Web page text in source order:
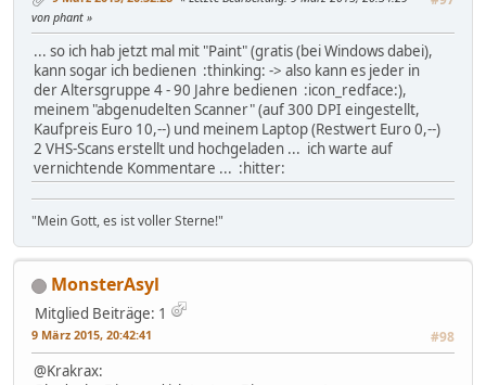
von phant
... so ich hab jetzt mal mit "Paint" (gratis (bei Windows dabei),
kann sogar ich bedienen :thinking: -> also kann es jeder in
der Altersgruppe 4 - 90 Jahre bedienen :icon_redface:),
meinem "abgenudelten Scanner" (auf 300 DPI eingestellt,
Kaufpreis Euro 10,--) und meinem Laptop (Restwert Euro 0,--)
2 VHS-Scans erstellt und hochgeladen ... ich warte auf
vernichtende Kommentare ... :hitter:
"Mein Gott, es ist voller Sterne!"
MonsterAsyl
Mitglied Beiträge: 1
9 März 2015, 20:42:41 #98
@Krakrax: